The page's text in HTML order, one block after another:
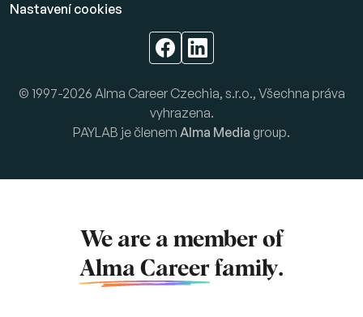
Nastavení cookies
© 1997-2026 Alma Career Czechia, s.r.o., Všechna práva
vyhrazena.
PAYLAB je členem Alma Media group.
We are a member of
Alma Career family.